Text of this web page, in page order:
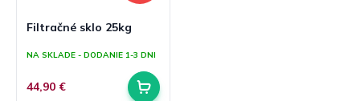
Filtračné sklo 25kg
NA SKLADE - DODANIE 1-3 DNI
44,90 €